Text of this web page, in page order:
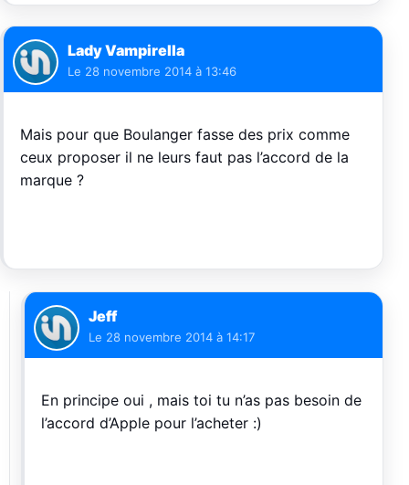
Lady Vampirella
Le 28 novembre 2014 à 13:46
Mais pour que Boulanger fasse des prix comme
ceux proposer il ne leurs faut pas l’accord de la
marque ?
Jeff
Le 28 novembre 2014 à 14:17
En principe oui , mais toi tu n’as pas besoin de
l’accord d’Apple pour l’acheter :)